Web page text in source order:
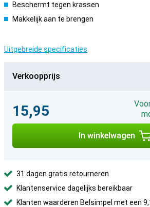
Beschermt tegen krassen
Makkelijk aan te brengen
Uitgebreide specificaties
Verkoopprijs
15,95
In winkelwagen
31 dagen gratis retourneren
Klantenservice dagelijks bereikbaar
Klanten waarderen Belsimpel met een